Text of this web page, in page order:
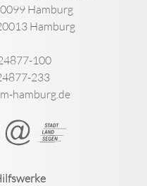
Hamburg
Hamburg
100
233
hamburg.de